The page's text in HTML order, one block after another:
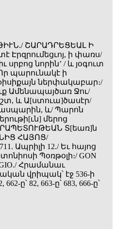
ՇԱՐԱԴՐԵՑԵԱԼ Ի
ի փառս/
սրբոց նորին’ / և յօգուտ
պարունակէ ի
ներփակաբար։/
Ամենապայծառ Ջու/
և Ա[ստուա]ծասէր/
և/ Պարոն
մերոց
Տ[եառ]ն
ՀԱՅՈՑ/
Ապրիլի 12./ Եւ հայոց
Պօռթօլի։/ GON
Հրամանաւ
վրիպակ՝ էջ 536-ի
ը՝ 82, 663-ը՝ 683, 666-ը՝